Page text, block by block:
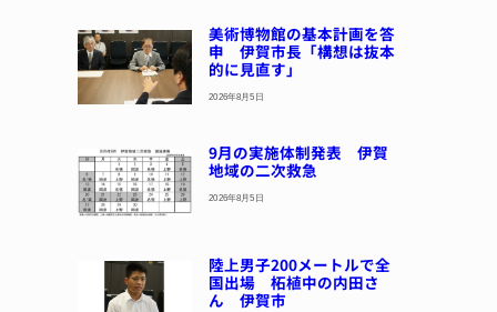
美術博物館の基本計画を答
申 伊賀市長「構想は抜本
的に見直す」
2026年8月5日
9月の実施体制発表 伊賀
地域の二次救急
2026年8月5日
陸上男子200メートルで全
国出場 柘植中の内田さ
ん 伊賀市